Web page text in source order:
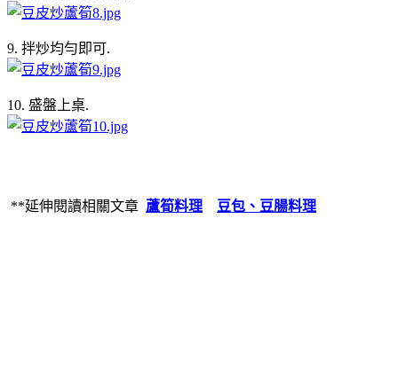
9. 拌炒均勻即可.
10. 盛盤上桌.
**延伸閱讀相關文章 蘆筍料理 豆包、豆腸料理